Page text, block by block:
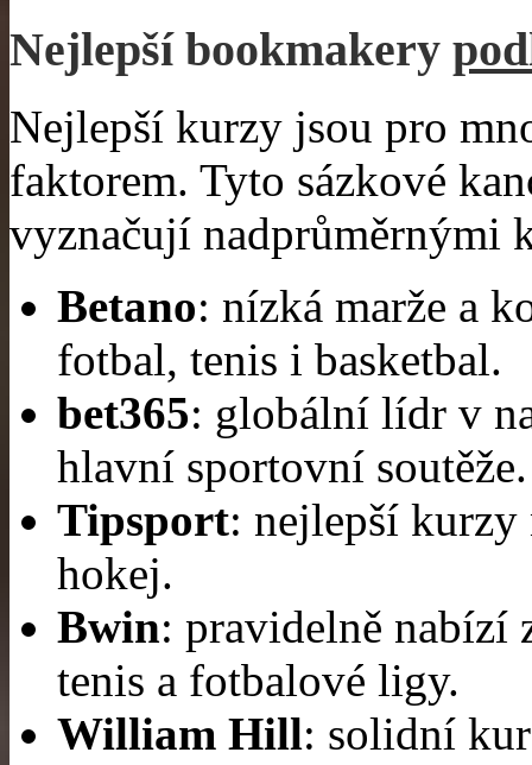
Nejlepší bookmakery
Nejlepší kurzy jsou pro
faktorem. Tyto sázkové
vyznačují nadprůměrnými
Betano: nízká marže a
fotbal, tenis i basketbal.
bet365: globální lídr v
hlavní sportovní soutěže.
Tipsport: nejlepší kurzy
hokej.
Bwin: pravidelně nabízí
tenis a fotbalové ligy.
William Hill: solidní